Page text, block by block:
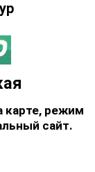
карте, режим
сайт.